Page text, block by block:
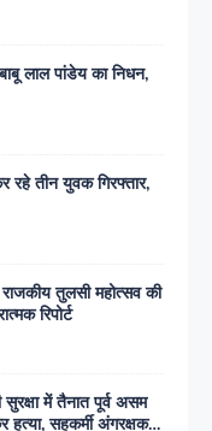
लाल पांडेय का निधन,
रहे तीन युवक गिरफ्तार,
तुलसी महोत्सव की
रिपोर्ट
सुरक्षा में तैनात पूर्व असम
हत्या, सहकर्मी अंगरक्षक